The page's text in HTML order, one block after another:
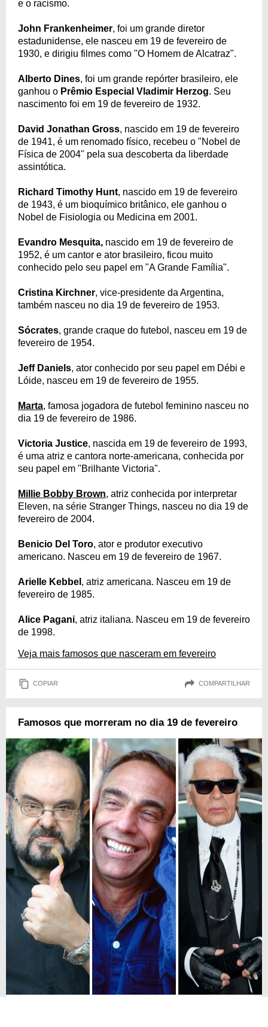
e o racismo.
John Frankenheimer, foi um grande diretor
estadunidense, ele nasceu em 19 de fevereiro de
1930, e dirigiu filmes como "O Homem de Alcatraz".
Alberto Dines, foi um grande repórter brasileiro, ele
ganhou o Prêmio Especial Vladimir Herzog. Seu
nascimento foi em 19 de fevereiro de 1932.
David Jonathan Gross, nascido em 19 de fevereiro
de 1941, é um renomado físico, recebeu o "Nobel de
Física de 2004" pela sua descoberta da liberdade
assintótica.
Richard Timothy Hunt, nascido em 19 de fevereiro
de 1943, é um bioquímico britânico, ele ganhou o
Nobel de Fisiologia ou Medicina em 2001.
Evandro Mesquita, nascido em 19 de fevereiro de
1952, é um cantor e ator brasileiro, ficou muito
conhecido pelo seu papel em "A Grande Família".
Cristina Kirchner, vice-presidente da Argentina,
também nasceu no dia 19 de fevereiro de 1953.
Sócrates, grande craque do futebol, nasceu em 19 de
fevereiro de 1954.
Jeff Daniels, ator conhecido por seu papel em Débi e
Lóide, nasceu em 19 de fevereiro de 1955.
Marta, famosa jogadora de futebol feminino nasceu no
dia 19 de fevereiro de 1986.
Victoria Justice, nascida em 19 de fevereiro de 1993,
é uma atriz e cantora norte-americana, conhecida por
seu papel em "Brilhante Victoria".
Millie Bobby Brown, atriz conhecida por interpretar
Eleven, na série Stranger Things, nasceu no dia 19 de
fevereiro de 2004.
Benicio Del Toro, ator e produtor executivo
americano. Nasceu em 19 de fevereiro de 1967.
Arielle Kebbel , atriz americana. Nasceu em 19 de
fevereiro de 1985.
Alice Pagani, atriz italiana. Nasceu em 19 de fevereiro
de 1998.
Veja mais famosos que nasceram em fevereiro
COPIAR COMPARTILHAR
Famosos que morreram no dia 19 de fevereiro